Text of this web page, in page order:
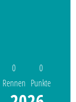
0
Rennen
0
Punkte